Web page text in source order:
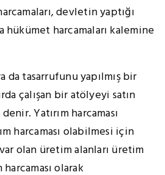
devletin yaptığı
hükümet harcamaları kalemine
da tasarrufunu yapılmış bir
çalışan bir atölyeyi satın
Yatırım harcaması
harcaması olabilmesi için
olan üretim alanları üretim
harcaması olarak